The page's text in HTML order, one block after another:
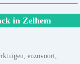
in Zelhem
enzovoort,